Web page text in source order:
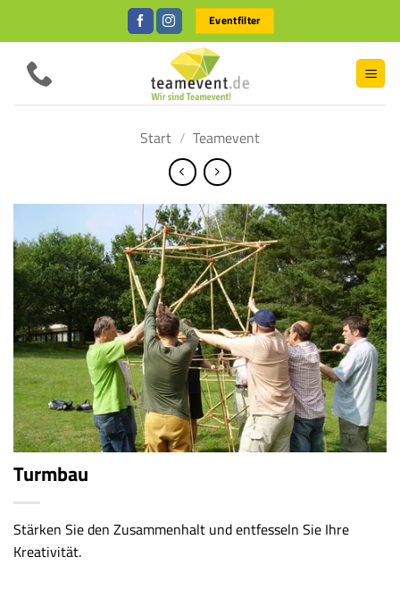
Eventfilter
Start / Teamevent
Turmbau
Stärken Sie den Zusammenhalt und entfesseln Sie Ihre
Kreativität.